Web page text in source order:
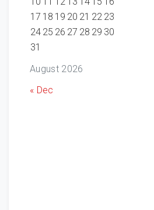
August 2026
17 18 19 20 21 22 23
24 25 26 27 28 29 30
31
« Dec